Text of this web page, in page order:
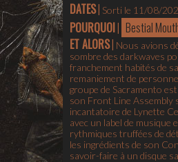
DATES| Sorti le 11/08/
POURQUOI| Bestial
ET ALORS| Nous avions
sombre des darkwaves
franchement habités de
remaniement de
groupe de Sacramento
son Front Line Assembly
incantatoire de Lynette
avec un label de
rythmiques truffées de
les ingrédients de son
savoir-faire à un disque